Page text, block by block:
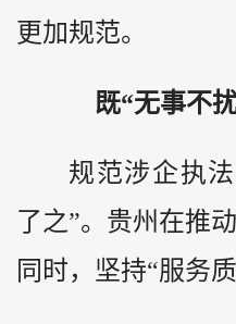
更加规范。
既“无事不
规范涉企执
了之”。贵州在推
同时，坚持“服务